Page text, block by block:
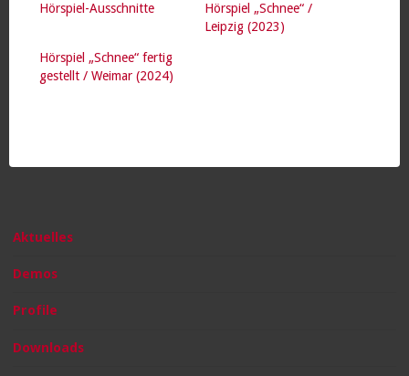
Hörspiel-Ausschnitte
Hörspiel „Schnee“ /
Leipzig (2023)
Hörspiel „Schnee“ fertig
gestellt / Weimar (2024)
Aktuelles
Demos
Profile
Downloads